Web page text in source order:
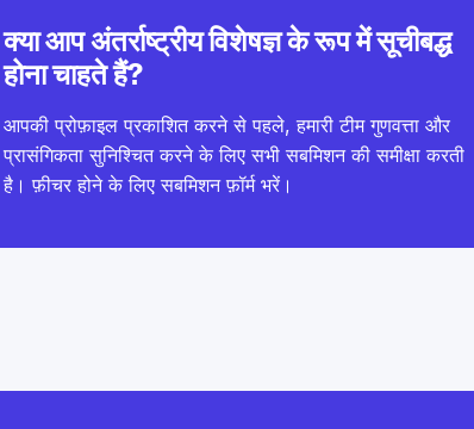
क्या आप अंतर्राष्ट्रीय विशेषज्ञ के रूप में सूचीबद्ध
होना चाहते हैं?
आपकी प्रोफ़ाइल प्रकाशित करने से पहले, हमारी टीम गुणवत्ता और
प्रासंगिकता सुनिश्चित करने के लिए सभी सबमिशन की समीक्षा करती
है। फ़ीचर होने के लिए सबमिशन फ़ॉर्म भरें।